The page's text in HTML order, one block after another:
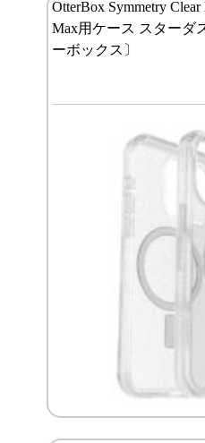
OtterBox Symmetry Clear
Max用ケース スターダ
ーボックス〕